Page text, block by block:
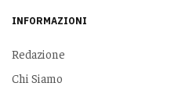
INFORMAZIONI
Redazione
Chi Siamo